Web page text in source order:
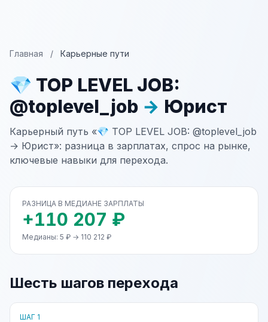
Главная / Карьерные пути
💎 TOP LEVEL JOB:
@toplevel_job → Юрист
Карьерный путь «💎 TOP LEVEL JOB: @toplevel_job
→ Юрист»: разница в зарплатах, спрос на рынке,
ключевые навыки для перехода.
РАЗНИЦА В МЕДИАНЕ ЗАРПЛАТЫ
+110 207 ₽
Медианы: 5 ₽ → 110 212 ₽
Шесть шагов перехода
ШАГ 1